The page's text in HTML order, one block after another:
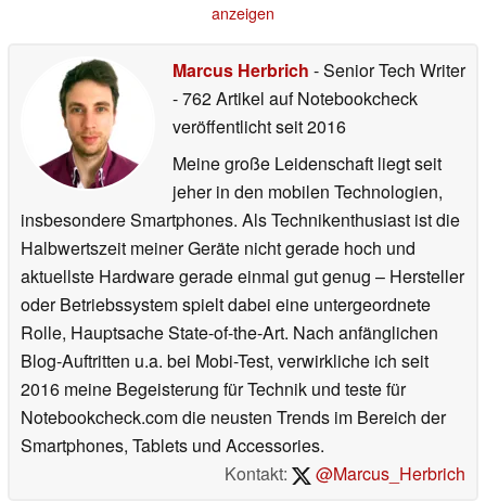
Import14.05.2026
anzeigen
Marcus Herbrich - Senior Tech Writer
- 762 Artikel auf Notebookcheck
veröffentlichtseit 2016
Meine große Leidenschaft liegt seit
jeher in den mobilen Technologien,
insbesondere Smartphones. Als Technikenthusiast ist die
Halbwertszeit meiner Geräte nicht gerade hoch und
aktuellste Hardware gerade einmal gut genug – Hersteller
oder Betriebssystem spielt dabei eine untergeordnete
Rolle, Hauptsache State-of-the-Art. Nach anfänglichen
Blog-Auftritten u.a. bei Mobi-Test, verwirkliche ich seit
2016 meine Begeisterung für Technik und teste für
Notebookcheck.com die neusten Trends im Bereich der
Smartphones, Tablets und Accessories.
Kontakt:
@Marcus_Herbrich